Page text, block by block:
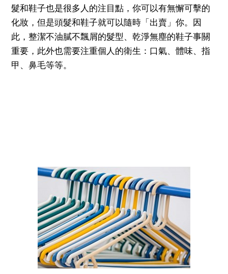
髮和鞋子也是很多人的注目點，你可以有無懈可擊的
化妝，但是頭髮和鞋子就可以隨時「出賣」你。因
此，整潔不油膩不飄屑的髮型、乾淨無塵的鞋子事關
重要，此外也需要注重個人的衛生：口氣、體味、指
甲、鼻毛等等。